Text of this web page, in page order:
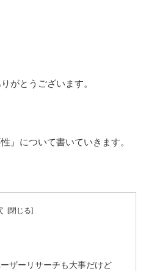
がとうございます。
』について書いていきます。
ザーリサーチも大事だけど